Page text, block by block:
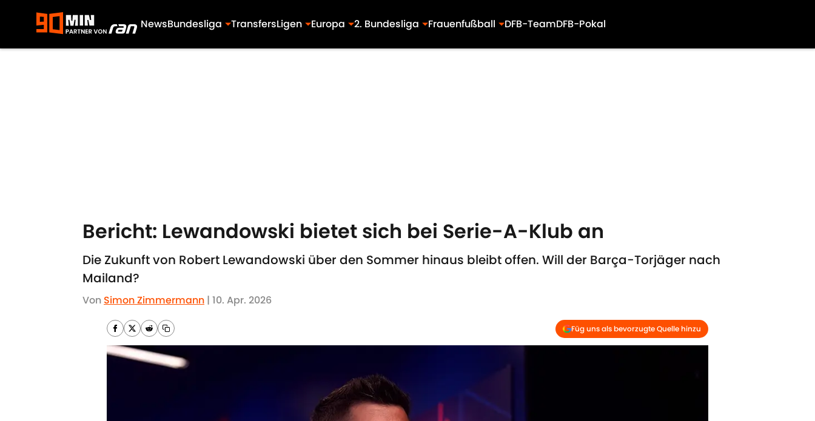
NewsBundesliga TransfersLigen Europa 2. Bundesliga Frauenfußball DFB-TeamDFB-Pokal
Bericht: Lewandowski bietet sich bei Serie-A-Klub an
Die Zukunft von Robert Lewandowski über den Sommer hinaus bleibt offen. Will der Barça-Torjäger nach
Mailand?
Von Simon Zimmermann | 10. Apr. 2026
Füg uns als bevorzugte Quelle hinzu